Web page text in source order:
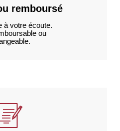
remboursé
à votre écoute.
ou